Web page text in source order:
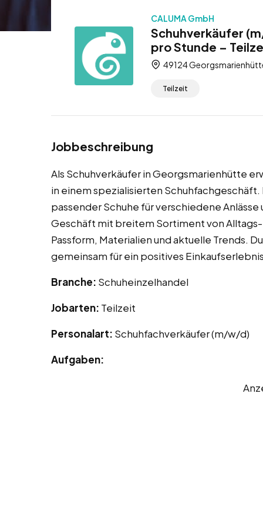
CALUMA GmbH
Schuhverkäufer
pro Stunde –
49124
Teilzeit
Jobbeschreibung
Als Schuhverkäufer in Georgsmarienhütte
in einem spezialisierten
passender Schuhe für verschiedene
Geschäft mit breitem Sortiment von
Passform, Materialien und aktuelle Trends.
gemeinsam für ein positives
Branche: Schuheinzelhandel
Jobarten: Teilzeit
Personalart: Schuhfachverkäufer (m/w/d)
Aufgaben: